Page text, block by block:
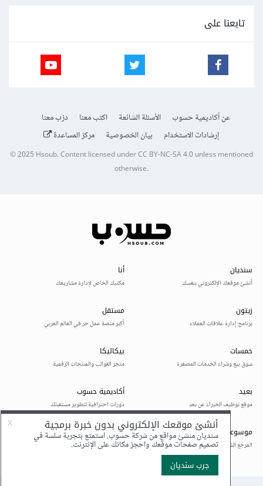
تابعنا على
عن أكاديمية حسوب الأسئلة الشائعة اكتب معنا
درّب معنا
إرشادات الاستخدام
بيان الخصوصية مركز المساعدة
© 2025Hsoub.Content licensed underCC BY-NC-SA 4.0unless mentioned
otherwise.